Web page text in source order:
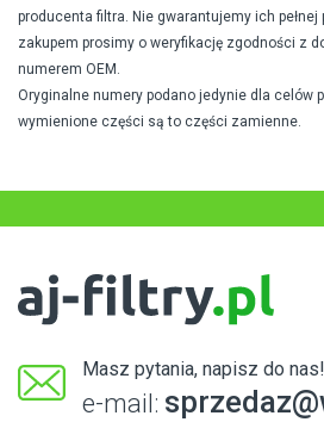
producenta filtra. Nie gwarantujemy ich pełnej
zakupem prosimy o weryfikację zgodności z
numerem OEM.
Oryginalne numery podano jedynie dla celów
wymienione części są to części zamienne.
Masz pytania, napisz do nas!
e-mail: